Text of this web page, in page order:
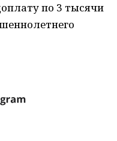
по 3 тысячи